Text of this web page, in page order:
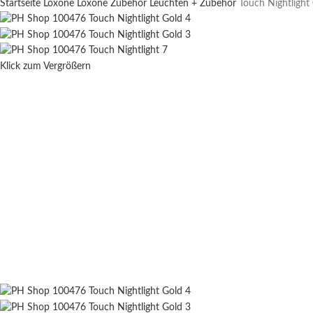
Startseite Loxone Loxone Zubehör Leuchten + Zubehör Touch Nightlight
Klick zum Vergrößern